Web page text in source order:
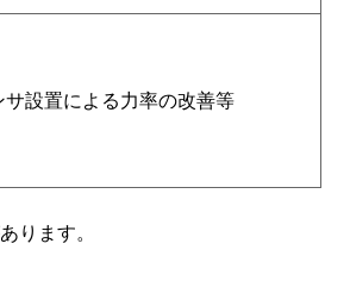
サ設置による力率の改善等
ります。